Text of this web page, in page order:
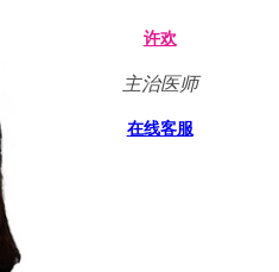
许欢
主治医师
在线客服